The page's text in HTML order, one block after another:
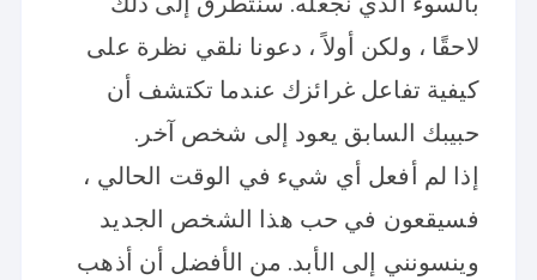
لاحقًا ، ولكن أولاً ، دعونا نلقي نظرة على
كيفية تفاعل غرائزك عندما تكتشف أن
حبيبك السابق يعود إلى شخص آخر.
إذا لم أفعل أي شيء في الوقت الحالي ،
فسيقعون في حب هذا الشخص الجديد
وينسونني إلى الأبد. من الأفضل أن أذهب